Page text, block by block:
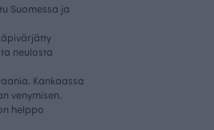
Suomessa ja
neulosta
Kankaassa
venymisen.
helppo